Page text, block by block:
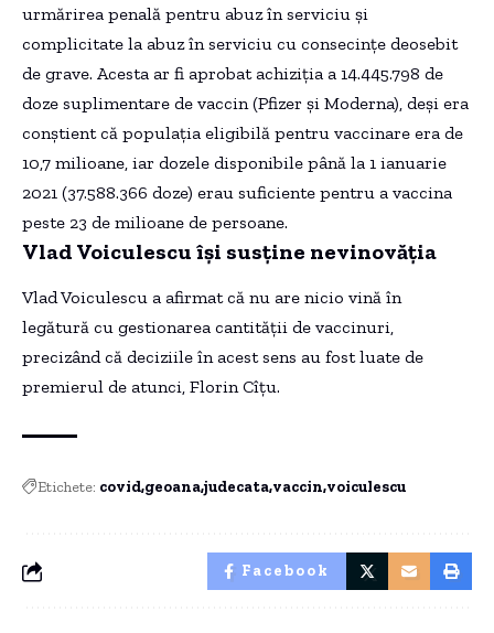
urmărirea penală pentru abuz în serviciu și
complicitate la abuz în serviciu cu consecințe deosebit
de grave. Acesta ar fi aprobat achiziția a 14.445.798 de
doze suplimentare de vaccin (Pfizer și Moderna), deși era
conștient că populația eligibilă pentru vaccinare era de
10,7 milioane, iar dozele disponibile până la 1 ianuarie
2021 (37.588.366 doze) erau suficiente pentru a vaccina
peste 23 de milioane de persoane.
Vlad Voiculescu își susține nevinovăția
Vlad Voiculescu a afirmat că nu are nicio vină în
legătură cu gestionarea cantității de vaccinuri,
precizând că deciziile în acest sens au fost luate de
premierul de atunci, Florin Cîțu.
Etichete: covid geoanajudecata vaccin voiculescu
Facebook